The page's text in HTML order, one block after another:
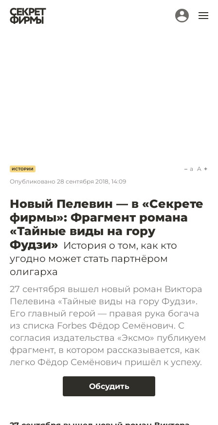
ИСТОРИИ
Опубликовано 28 сентября 2018, 14:09
a A
Новый Пелевин — в «Секрете
фирмы»: Фрагмент романа
«Тайные виды на гору
Фудзи» История о том, как кто
угодно может стать партнёром
олигарха
27 сентября вышел новый роман Виктора
Пелевина «Тайные виды на гору Фудзи».
Его главный герой — правая рука богача
из списка Forbes Фёдор Семёнович. С
согласия издательства «Эксмо» публикуем
фрагмент, в котором рассказывается, как
легко Фёдор Семёнович пришёл к успеху.
Обсудить